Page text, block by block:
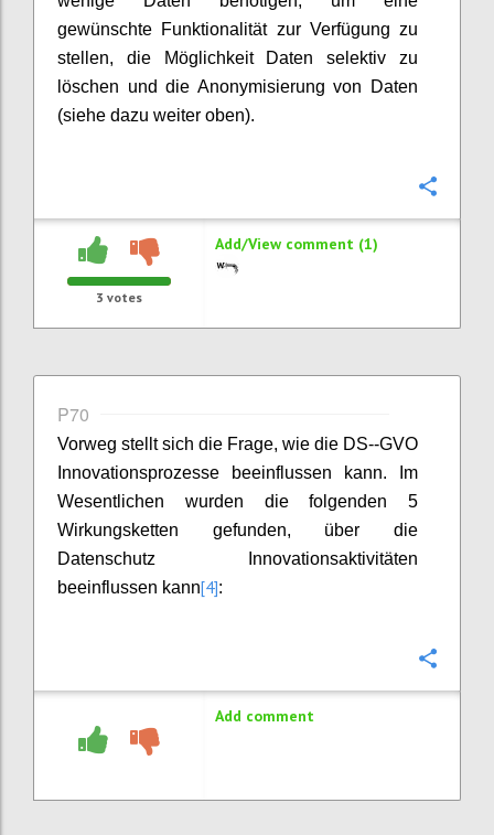
gewünschte Funktionalität zur Verfügung zu
stellen, die Möglichkeit Daten selektiv zu
löschen und die Anonymisierung von Daten
(siehe dazu weiter oben).
3 votes
Add/View comment (1)
P70
Vorweg stellt sich die Frage, wie die DS--GVO
Innovationsprozesse beeinflussen kann. Im
Wesentlichen wurden die folgenden 5
Wirkungsketten gefunden, über die
Datenschutz Innovationsaktivitäten
beeinflussen kann[4]:
Add comment